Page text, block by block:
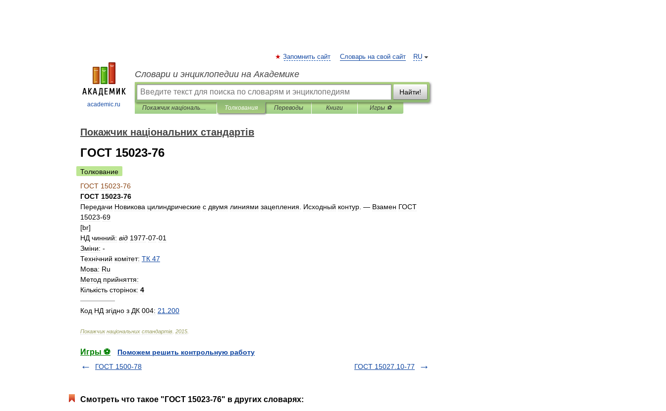
academic.ru
RU
Запомнить сайт Словарь на свой сайт
Словари и энциклопедии на Академике
Найти!
Покажчик національних стандартів Толкования Переводы Книги Игры ⚽
Покажчик національних стандартів
ГОСТ 15023-76
Толкование
ГОСТ 15023-76
ГОСТ 15023-76
Передачи Новикова цилиндрические с двумя линиями зацепления Исходный контур . — Взамен ГОСТ
15023-69
[br]
НД чинний: від 1977-07-01
Зміни: -
Технічний комітет: ТК 47
Мова: Ru
Метод прийняття:
Кількість сторінок: 4
—————
Код НД згідно з ДК 004: 21 200
Покажчик національних стандартів 2015
Игры ⚽
Поможем решить контрольную работу
ГОСТ 1500-78
ГОСТ 15027.10-77
Смотреть что такое "ГОСТ 15023-76" в других словарях: